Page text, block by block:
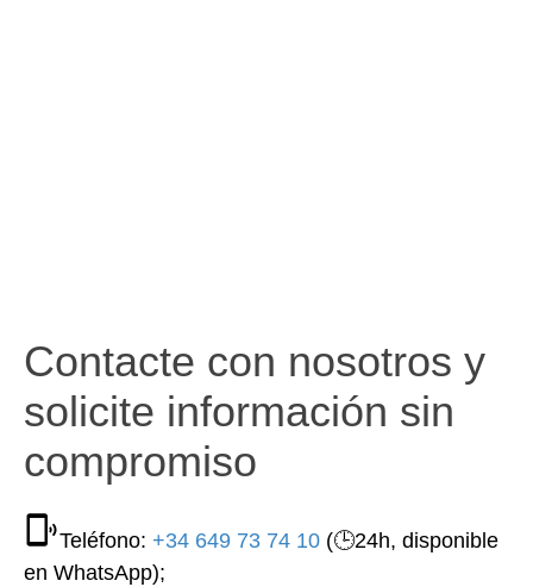
Contacte con nosotros y
solicite información sin
compromiso
Teléfono: +34 649 73 74 10 (🕒24h, disponible
en WhatsApp);